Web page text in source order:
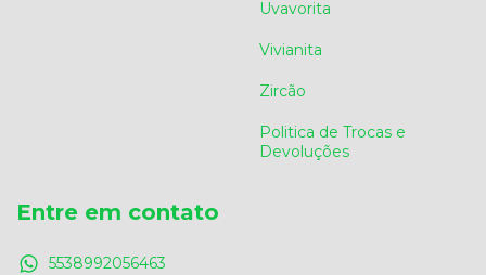
Uvavorita
Vivianita
Zircão
Politica de Trocas e
Devoluções
Entre em contato
5538992056463